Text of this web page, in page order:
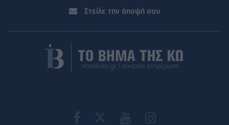
Στείλε την άποψή σου